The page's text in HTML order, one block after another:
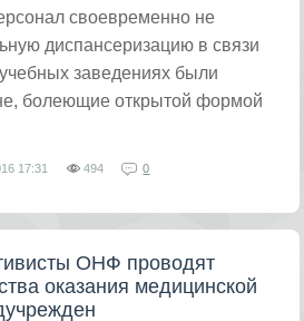
своевременно не
диспансеризацию в связи
заведениях были
болеющие открытой формой
17:31 494 0
ОНФ проводят
оказания медицинской